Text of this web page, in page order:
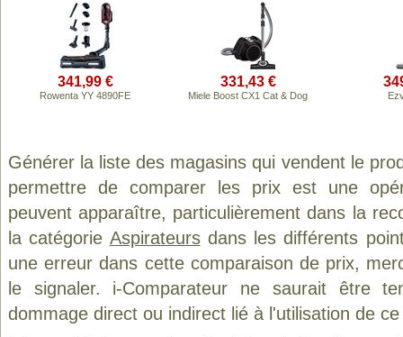
341,99 €
Rowenta YY 4890FE
331,43 €
Miele Boost CX1 Cat & Dog
Générer la liste des magasins qui vendent le
permettre de comparer les prix est une
peuvent apparaître, particulièrement dans la
la catégorie Aspirateursdans les différents
une erreur dans cette comparaison de prix,
le signaler. i-Comparateur ne saurait être
dommage direct ou indirect lié à l'utilisation de